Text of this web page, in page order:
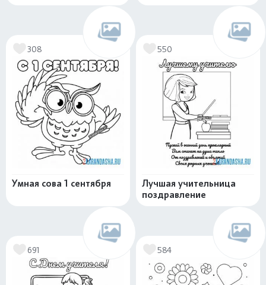
308
Умная сова 1 сентября
550
Лучшая учительница
поздравление
691 584